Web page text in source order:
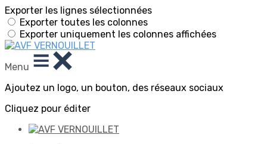
Exporter les lignes sélectionnées
Exporter toutes les colonnes
Exporter uniquement les colonnes affichées
Menu
Ajoutez un logo, un bouton, des réseaux sociaux
Cliquez pour éditer